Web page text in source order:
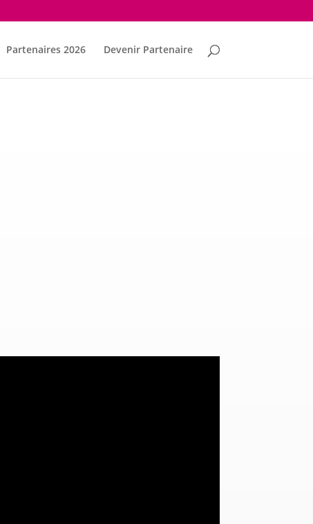
Partenaires 2026 Devenir Partenaire